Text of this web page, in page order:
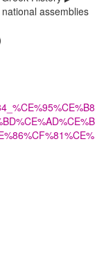
assemblies